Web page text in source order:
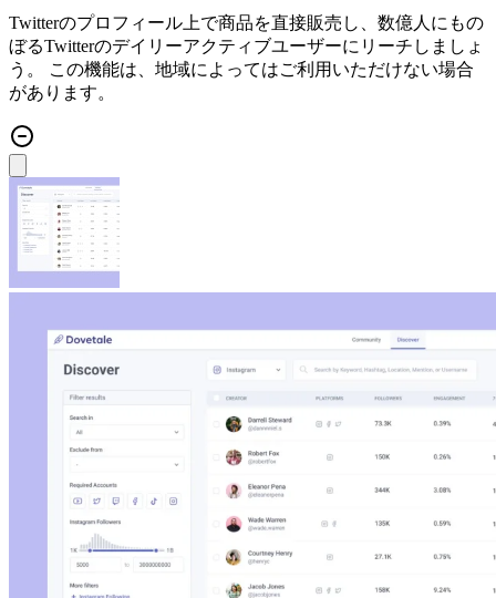
Twitterのプロフィール上で商品を直接販売し、数億人にもの
ぼるTwitterのデイリーアクティブユーザーにリーチしましょ
う。 この機能は、地域によってはご利用いただけない場合
があります。